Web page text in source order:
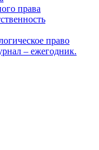
права
право
– ежегодник.